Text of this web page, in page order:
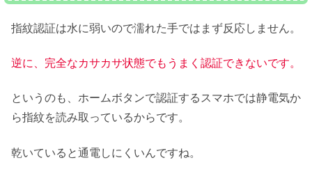
指紋認証は水に弱いので濡れた手ではまず反応しません。
逆に、完全なカサカサ状態でもうまく認証できないです。
というのも、ホームボタンで認証するスマホでは静電気か
ら指紋を読み取っているからです。
乾いていると通電しにくいんですね。